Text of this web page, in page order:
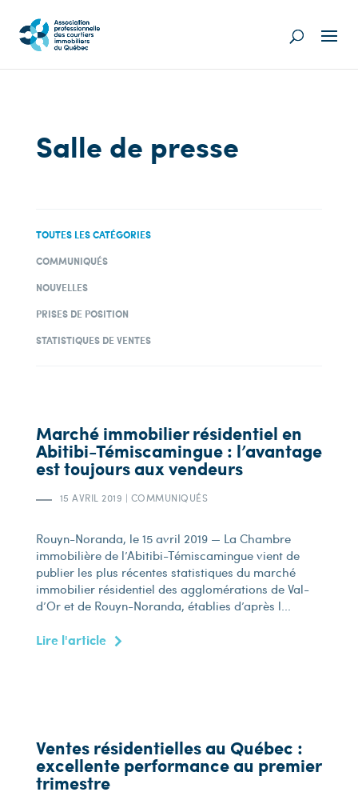
Salle de presse
TOUTES LES CATÉGORIES
COMMUNIQUÉS
NOUVELLES
PRISES DE POSITION
STATISTIQUES DE VENTES
Marché immobilier résidentiel en
Abitibi-Témiscamingue : l’avantage
est toujours aux vendeurs
15 AVRIL 2019 | COMMUNIQUÉS
Rouyn-Noranda, le 15 avril 2019 — La Chambre
immobilière de l’Abitibi-Témiscamingue vient de
publier les plus récentes statistiques du marché
immobilier résidentiel des agglomérations de Val-
d’Or et de Rouyn-Noranda, établies d’après l...
Lire l'article
Ventes résidentielles au Québec :
excellente performance au premier
trimestre